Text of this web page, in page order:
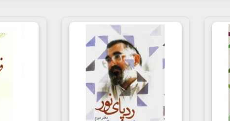
؟! الان مجبوری که داری چایی میریزی یا مختار ؟!...
کرد و گفت :
!این یعنی همان امر بین الامرین .فهم این مساله خیلی سخته ؟!
کشیده و گفتم ...